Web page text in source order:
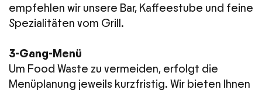
empfehlen wir unsere Bar, Kaffeestube und feine
Spezialitäten vom Grill.
3-Gang-Menü
Um Food Waste zu vermeiden, erfolgt die
Menüplanung jeweils kurzfristig. Wir bieten Ihnen